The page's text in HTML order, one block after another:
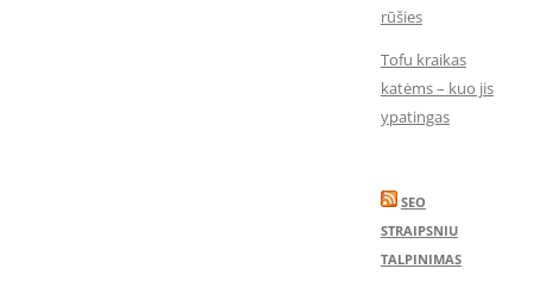
rūšies
Tofu kraikas
katėms – kuo jis
ypatingas
SEO
STRAIPSNIU
TALPINIMAS